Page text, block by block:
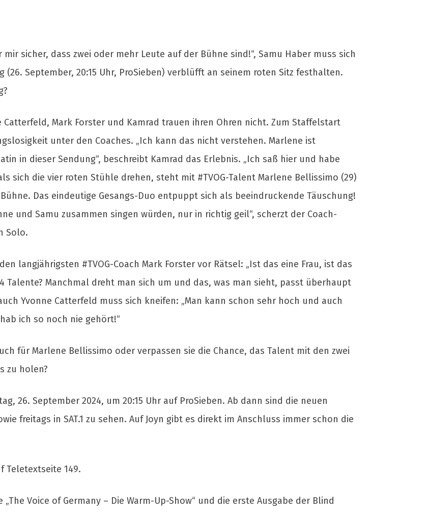
sicher, dass zwei oder mehr Leute auf der Bühne sind!“, Samu Haber muss sich
(26. September, 20:15 Uhr, ProSieben) verblüfft an seinem roten Sitz festhalten.
Catterfeld, Mark Forster und Kamrad trauen ihren Ohren nicht. Zum Staffelstart
unter den Coaches. „Ich kann das nicht verstehen. Marlene ist
in dieser Sendung“, beschreibt Kamrad das Erlebnis. „Ich saß hier und habe
sich die vier roten Stühle drehen, steht mit #TVOG-Talent Marlene Bellissimo (29)
Das eindeutige Gesangs-Duo entpuppt sich als beeindruckende Täuschung!
und Samu zusammen singen würden, nur in richtig geil“, scherzt der Coach-
Solo.
langjährigsten #TVOG-Coach Mark Forster vor Rätsel: „Ist das eine Frau, ist das
Talente? Manchmal dreht man sich um und das, was man sieht, passt überhaupt
Yvonne Catterfeld muss sich kneifen: „Man kann schon sehr hoch und auch
ich so noch nie gehört!“
für Marlene Bellissimo oder verpassen sie die Chance, das Talent mit den zwei
zu holen?
26. September 2024, um 20:15 Uhr auf ProSieben. Ab dann sind die neuen
freitags in SAT.1 zu sehen. Auf Joyn gibt es direkt im Anschluss immer schon die
Teletextseite 149.
Voice of Germany – Die Warm-Up-Show“ und die erste Ausgabe der Blind